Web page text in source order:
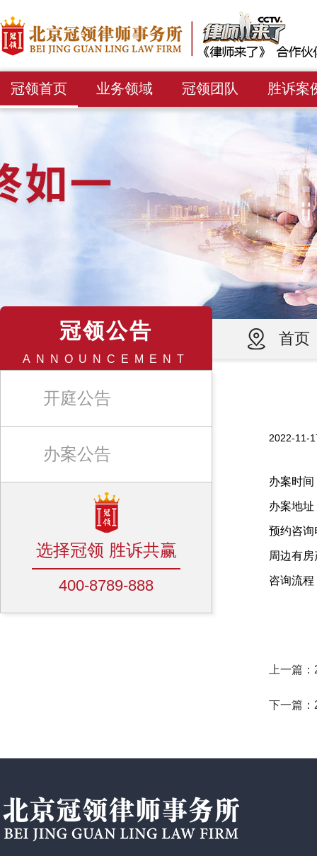
冠领首页 业务领域 冠领团队 胜诉案
首页
冠领公告
ANNOUNCEMENT
开庭公告
办案公告
选择冠领 胜诉共赢
400-8789-888
2022-11-
办案时间
办案地
预约咨询
周边有
咨询流
上一篇
下一篇